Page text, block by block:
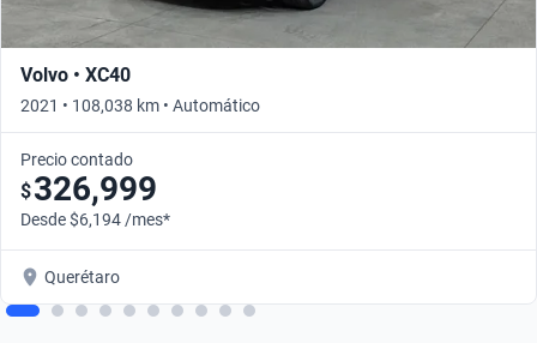
Volvo • XC40
2021 • 108,038 km • Automático
Precio contado
$326,999
Desde $6,194 /mes*
Querétaro